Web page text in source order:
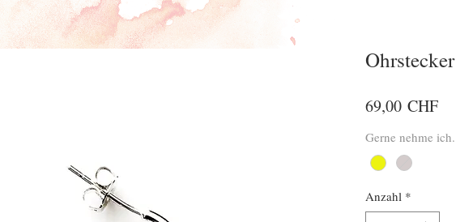
69,00 CHF
Gerne nehme
Anzahl *